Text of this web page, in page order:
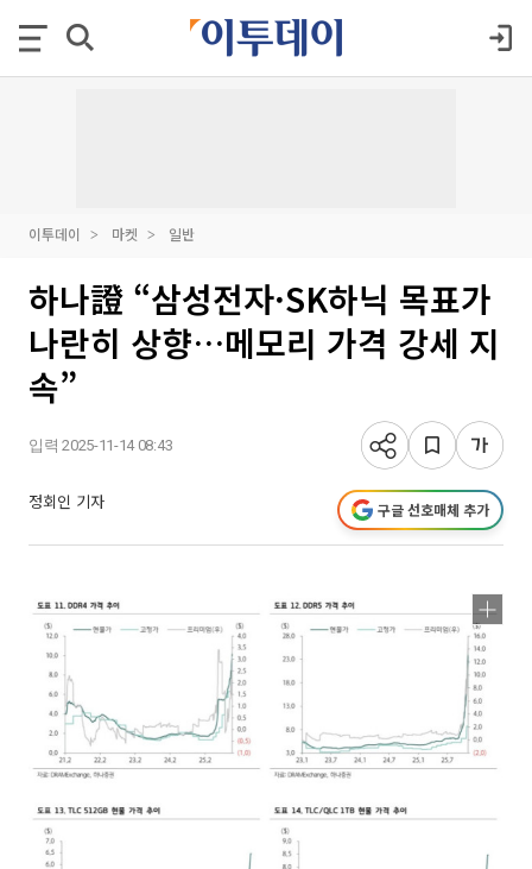
이투데이 마켓 일반
하나證 “삼성전자·SK하닉 목표가
나란히 상향…메모리 가격 강세 지
속”
입력 2025-11-14 08:43
정회인 기자 구글 선호매체 추가